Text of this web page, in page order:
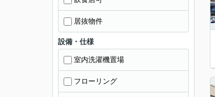
居抜物件
設備・仕様
室内洗濯機置場
フローリング